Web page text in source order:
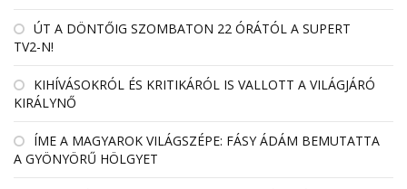
ÚT A DÖNTŐIG SZOMBATON 22 ÓRÁTÓL A SUPERT
TV2-N!
KIHÍVÁSOKRÓL ÉS KRITIKÁRÓL IS VALLOTT A VILÁGJÁRÓ
KIRÁLYNŐ
ÍME A MAGYAROK VILÁGSZÉPE: FÁSY ÁDÁM BEMUTATTA
A GYÖNYÖRŰ HÖLGYET